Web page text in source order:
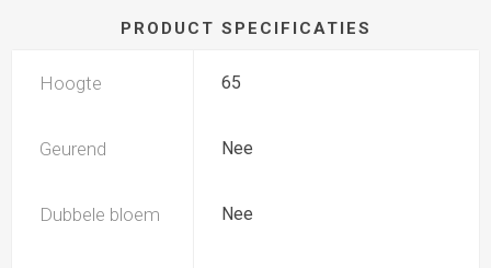
PRODUCT SPECIFICATIES
Hoogte 65
Geurend Nee
Dubbele bloem Nee